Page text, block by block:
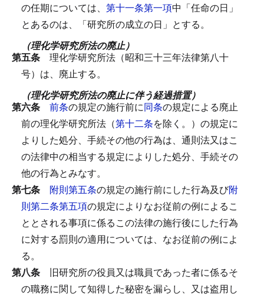
の任期については、 第十一条第一項中「任命の日」
とあるのは、「研究所の成立の日」とする。
（理化学研究所法の廃止）
第五条 理化学研究所法（昭和三十三年法律第八十
号）は、廃止する。
（理化学研究所法の廃止に伴う経過措置）
第六条 前条の規定の施行前に同条の規定による廃止
前の理化学研究所法（第十二条を除く。）の規定に
よりした処分、手続その他の行為は、通則法又はこ
の法律中の相当する規定によりした処分、手続その
他の行為とみなす。
第七条 附則第五条の規定の施行前にした行為及び附
則第二条第五項の規定によりなお従前の例によるこ
ととされる事項に係るこの法律の施行後にした行為
に対する罰則の適用については、なお従前の例によ
る。
第八条 旧研究所の役員又は職員であった者に係るそ
の職務に関して知得した秘密を漏らし、又は盗用し